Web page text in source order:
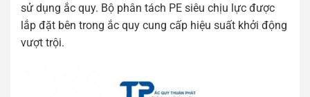
sử dụng ắc quy. Bộ phân tách PE siêu chịu lực được
lắp đặt bên trong ắc quy cung cấp hiệu suất khởi động
vượt trội.